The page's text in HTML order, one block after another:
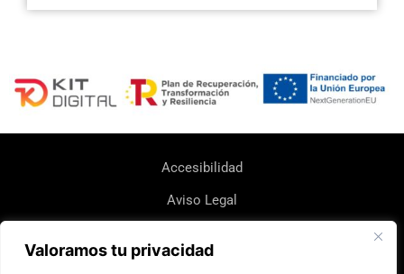
Valoramos tu privacidad
Accesibilidad
Aviso Legal
Política de Devoluciones y Reembolsos